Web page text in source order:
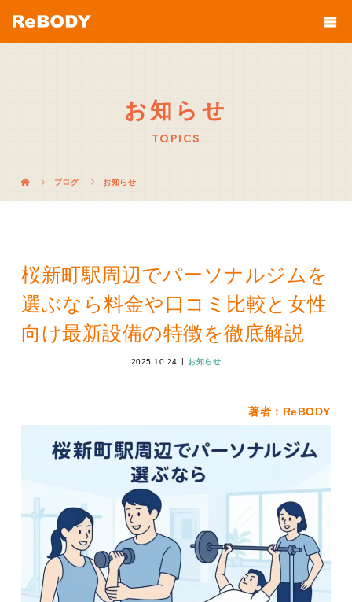
お知らせ
TOPICS
ブログ お知らせ
桜新町駅周辺でパーソナルジムを
選ぶなら料金や口コミ比較と女性
向け最新設備の特徴を徹底解説
2025.10.24 お知らせ
著者：ReBODY